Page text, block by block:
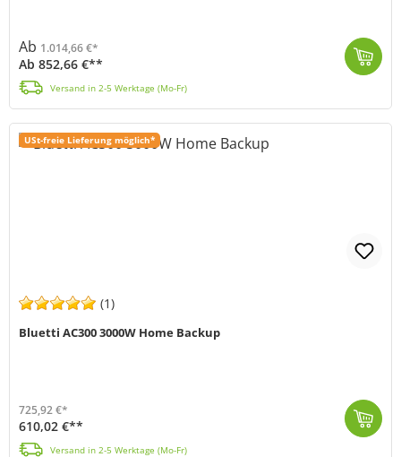
Ab 1.014,66 €*
Ab 852,66 €**
Versand in 2-5 Werktage (Mo-Fr)
USt-freie Lieferung möglich*
(1)
Bluetti AC300 3000W Home Backup
725,92 €*
610,02 €**
Versand in 2-5 Werktage (Mo-Fr)